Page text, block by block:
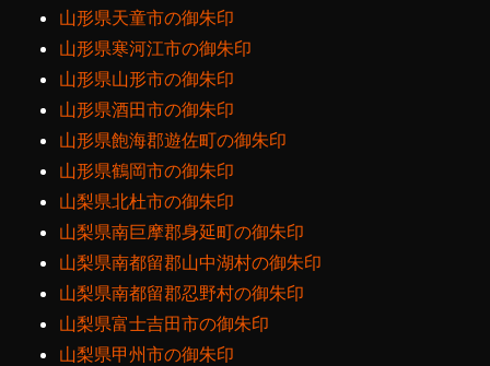
山形県天童市の御朱印
山形県寒河江市の御朱印
山形県山形市の御朱印
山形県酒田市の御朱印
山形県飽海郡遊佐町の御朱印
山形県鶴岡市の御朱印
山梨県北杜市の御朱印
山梨県南巨摩郡身延町の御朱印
山梨県南都留郡山中湖村の御朱印
山梨県南都留郡忍野村の御朱印
山梨県富士吉田市の御朱印
山梨県甲州市の御朱印